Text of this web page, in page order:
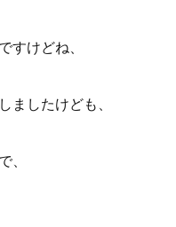
すけどね、
ましたけども、
、